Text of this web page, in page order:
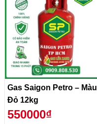
Gas Saigon Petro – Màu
Đỏ 12kg
550000₫